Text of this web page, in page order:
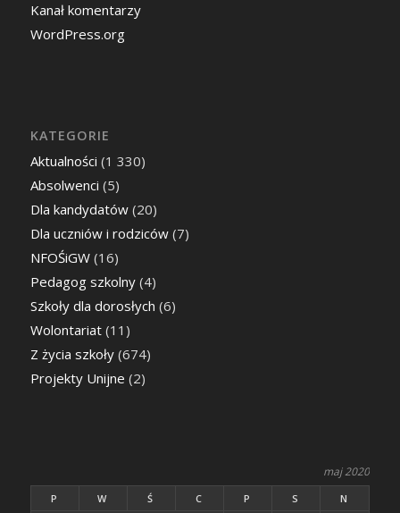
Kanał komentarzy
WordPress.org
KATEGORIE
Aktualności (1 330)
Absolwenci (5)
Dla kandydatów(20)
Dla uczniów i rodziców(7)
NFOŚiGW(16)
Pedagog szkolny(4)
Szkoły dla dorosłych (6)
Wolontariat(11)
Z życia szkoły(674)
Projekty Unijne (2)
maj 2020
P W Ś C P S
N